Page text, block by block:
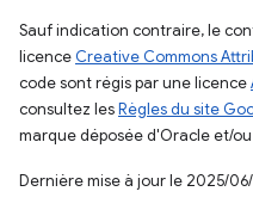
Sauf indication contraire, le
licence Creative Commons
code sont régis par une licence
consultez lesRègles du site
marque déposée d'Oracle et/
Dernière mise à jour le 2025/06/